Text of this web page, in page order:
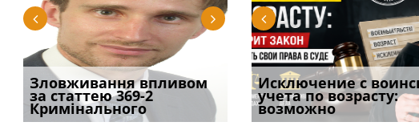
Якщо суд встановив для
відшкодування шкоди
наявніс
Документи, на яких не
проставляється
апостиль: пер
Зловживання впливом
за статтею 369-2
Кримінального
Переоформлення
відстрочки за іншою
підставою: нов
Особливості захисту у
кримінальному
провадженні: я
Исключение с
учета по возрасту:
возможно
Восьмий ААС
підтвердив, що
може скас